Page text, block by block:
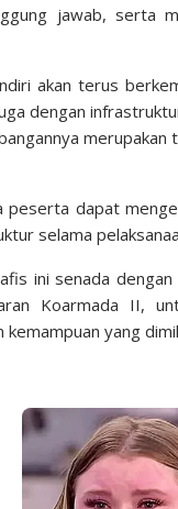
jawab, serta
akan terus
dengan
peserta dapat
selama
ini senada
Koarmada II,
kemampuan yang